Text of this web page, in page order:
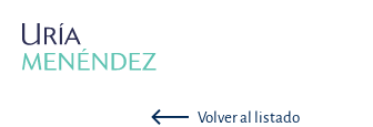
Volver al listado